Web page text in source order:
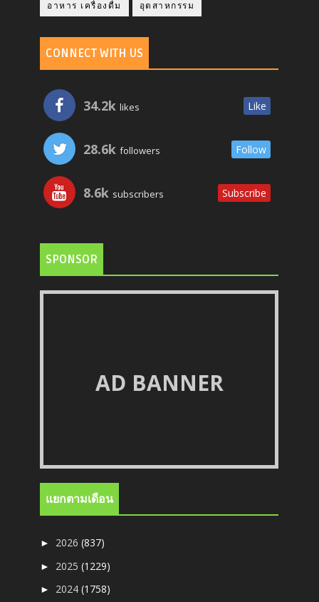
อาหาร เครื่องดื่ม อุตสาหกรรม
CONNECT WITH US
34.2k likes Like
28.6k followers Follow
8.6k subscribers Subscribe
SPONSOR
AD BANNER
แยกตามเดือน
► 2026(837)
► 2025(1229)
► 2024(1758)